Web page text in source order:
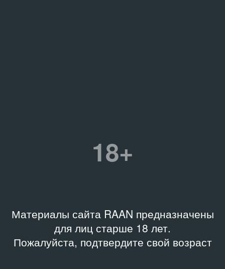
18+
Материалы сайта RAAN предназначены
для лиц старше 18 лет.
Пожалуйста, подтвердите свой возраст